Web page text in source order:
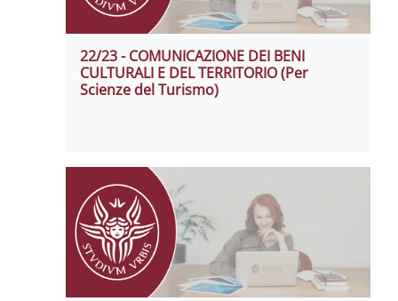
22/23 - COMUNICAZIONE DEI BENI
CULTURALI E DEL TERRITORIO (Per
Scienze del Turismo)